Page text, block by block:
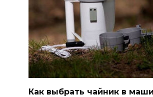
Как выбрать чайник в